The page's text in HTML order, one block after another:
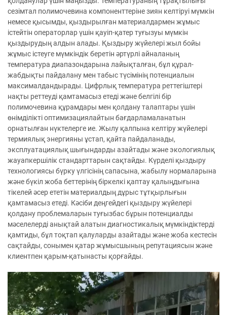
сезімтал полимочевина компоненттеріне зиян келтіруі мүмкін
немесе қысымды, қыздырылған материалдармен жұмыс
істейтін операторлар үшін қауіп-қатер туғызуы мүмкін
қыздырудың алдын алады. Қыздыру жүйелері жыл бойы
жұмыс істеуге мүмкіндік беретін әртүрлі айналаның
температура диапазондарына лайықталған, бұл құрал-
жабдықты пайдалану мен табыс түсімінің потенциалын
максималдандырады. Цифрлық температура реттегіштері
нақты реттеуді қамтамасыз етеді және белгілі бір
полимочевина құрамдары мен қолдану талаптары үшін
өнімділікті оптимизациялайтын бағдарламаланатын
орнатылған нүктелерге ие. Жылу қалпына келтіру жүйелері
термиялық энергияны ұстап, қайта пайдаланады,
эксплуатациялық шығындарды азайтады және экологиялық
жауапкершілік стандарттарын сақтайды. Күрделі қыздыру
технологиясы бүрку үлгісінің сапасына, жабылу нормаларына
және бүкіл жоба беттерінің біркелкі қаптау қалыңдығына
тікелей әсер ететін материалдың дұрыс тұтқырлығын
қамтамасыз етеді. Кәсіби деңгейдегі қыздыру жүйелері
қолдану проблемаларын туғызбас бұрын потенциалды
мәселелерді анықтай алатын диагностикалық мүмкіндіктерді
қамтиды, бұл тоқтап қалуларды азайтады және жоба кестесін
сақтайды, сонымен қатар жұмысшының репутациясын және
клиентпен қарым-қатынасты қорғайды.